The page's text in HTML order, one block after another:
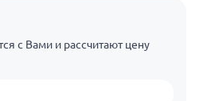
с Вами и рассчитают цену